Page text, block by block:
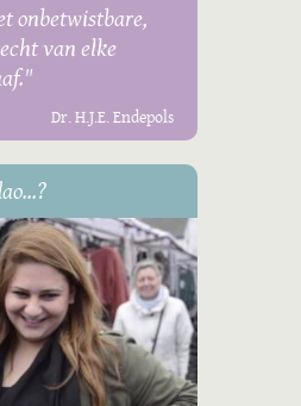
onbetwistbare,
van elke
Dr. H.J.E. Endepols